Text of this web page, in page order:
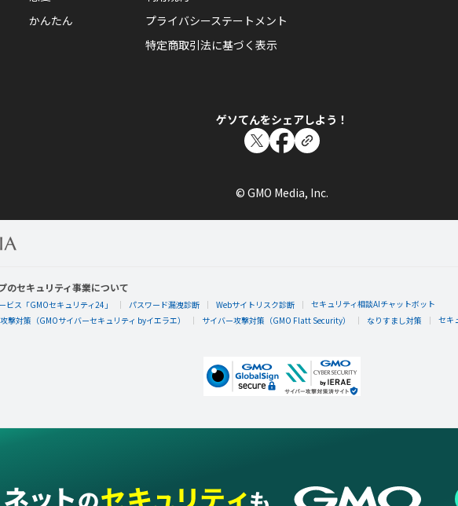
れなちゅんさんが「はじめてのROBO SHOT!!
ROBO SHOT!!をはじめてあそんだらもらえるエネルギーバ
かんたん
プライバシーステートメント
特定商取引法に基づく表示
ゲソてんをシェアしよう！
© GMO Media, Inc.
のセキュリティ事業について
ス「GMOセキュリティ24」 パスワード漏洩診断 Webサイトリスク診断
セキュリティ相談AIチャットボット
撃対策（GMOサイバーセキュリティ byイエラエ） サイバー攻撃対策（GMO Flatt Security） なりすまし対策 セキ